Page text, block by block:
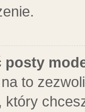
posty
to